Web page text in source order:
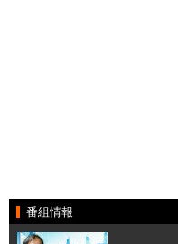
番組情報